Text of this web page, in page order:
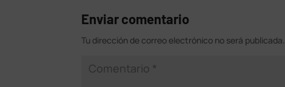
Enviar comentario
Tu dirección de correo electrónico no será publicada.